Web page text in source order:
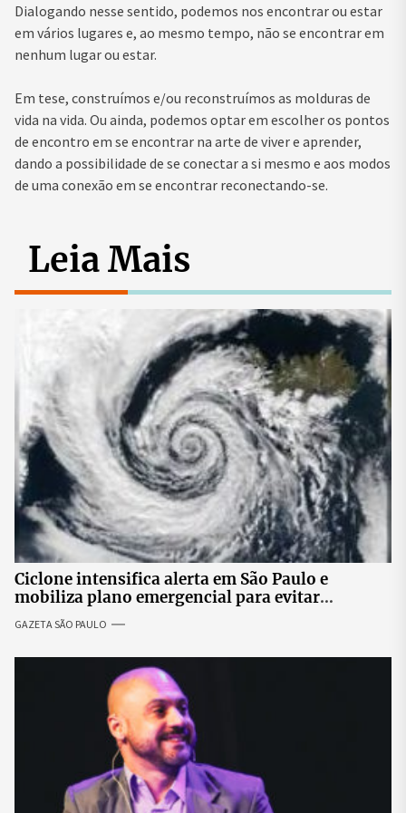
Dialogando nesse sentido, podemos nos encontrar ou estar
em vários lugares e, ao mesmo tempo, não se encontrar em
nenhum lugar ou estar.
Em tese, construímos e/ou reconstruímos as molduras de
vida na vida. Ou ainda, podemos optar em escolher os pontos
de encontro em se encontrar na arte de viver e aprender,
dando a possibilidade de se conectar a si mesmo e aos modos
de uma conexão em se encontrar reconectando-se.
Leia Mais
Ciclone intensifica alerta em São Paulo e
mobiliza plano emergencial para evitar
impactos no fornecimento de energia
GAZETA SÃO PAULO